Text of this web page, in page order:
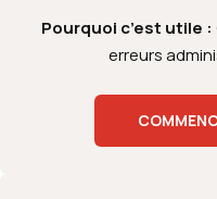
Pourquoi c’est utile :
erreurs